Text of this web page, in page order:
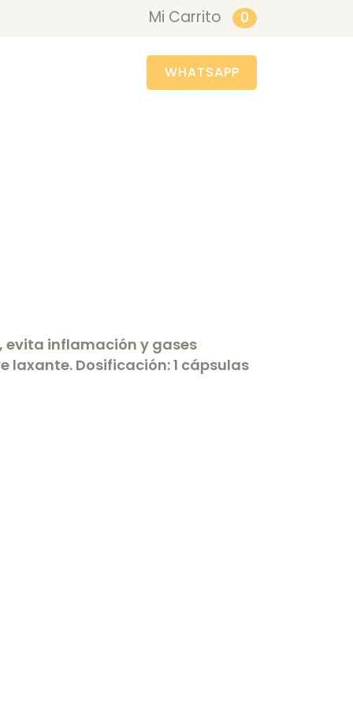
Mi Carrito 0
WHATSAPP
evita inflamación y gases
laxante. Dosificación: 1 cápsulas